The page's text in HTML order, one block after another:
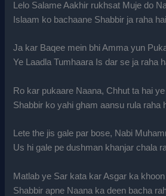
Lelo Salame Aakhir rukhsat Muje do
Islaam ko bachaane Shabbir ja raha hai
Ja kar Baqee mein bhi Amma yun
Ye Laadla Tumhaara Is dar se ja raha
Ro kar pukaare Naana, Chhut ta hai
Shabbir ko yahi gham aansu rula raha
Lete the jis gale par bose, Nabi
Us hi gale pe dushman khanjar chala
Matlab ye Sar kata kar Asgar ka
Shabbir apne Naana ka deen bacha